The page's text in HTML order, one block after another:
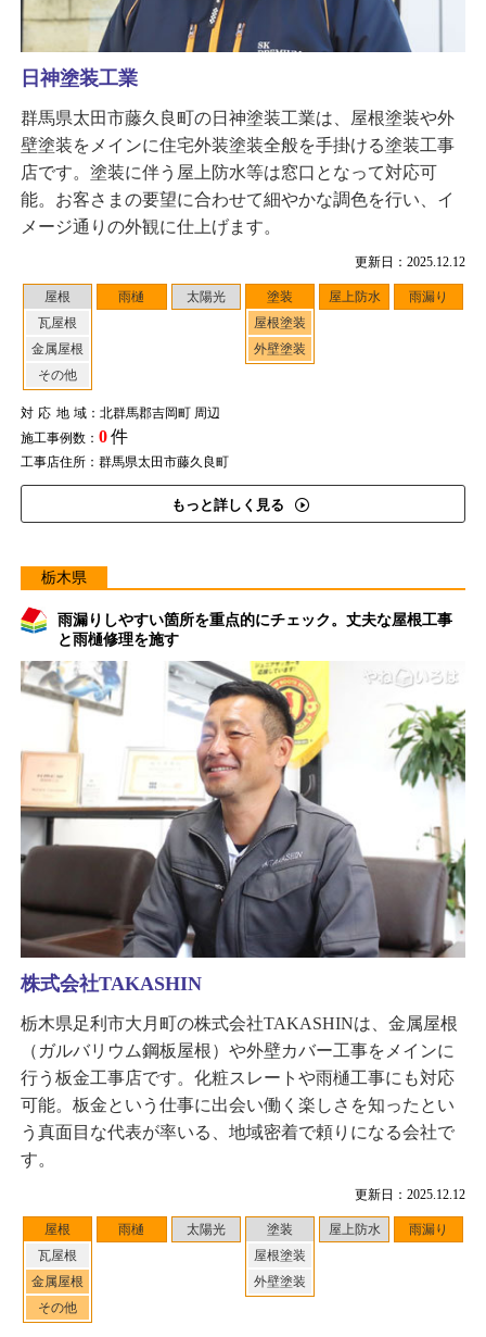
更新日：2025.12.12
屋根
瓦屋根
金属屋根
その他
雨樋 太陽光
塗装
屋根塗装
外壁塗装
屋上防水 雨漏り
対応地域：北群馬郡吉岡町 周辺
施工事例数： 0件
工事店住所：群馬県太田市藤久良町
もっと詳しく見る
日神塗装工業
群馬県太田市藤久良町の日神塗装工業は、屋根塗装や外
壁塗装をメインに住宅外装塗装全般を手掛ける塗装工事
店です。塗装に伴う屋上防水等は窓口となって対応可
能。お客さまの要望に合わせて細やかな調色を行い、イ
メージ通りの外観に仕上げます。
栃木県
雨漏りしやすい箇所を重点的にチェック。丈夫な屋根工事
と雨樋修理を施す
更新日：2025.12.12
屋根
瓦屋根
金属屋根
その他
雨樋 太陽光
塗装
屋根塗装
外壁塗装
屋上防水 雨漏り
株式会社TAKASHIN
栃木県足利市大月町の株式会社TAKASHINは、金属屋根
（ガルバリウム鋼板屋根）や外壁カバー工事をメインに
行う板金工事店です。化粧スレートや雨樋工事にも対応
可能。板金という仕事に出会い働く楽しさを知ったとい
う真面目な代表が率いる、地域密着で頼りになる会社で
す。